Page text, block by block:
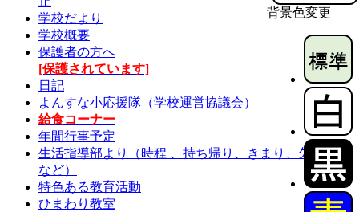
背景色変更
学校だより
学校概要
保護者の方へ
[保護されています]
日記
よんすな小応援隊（学校運営協議会）
給食コーナー
年間行事予定
生活指導部より（時程 、持ち帰り、きまり、欠席連絡
など）
特色ある教育活動
ひまわり教室